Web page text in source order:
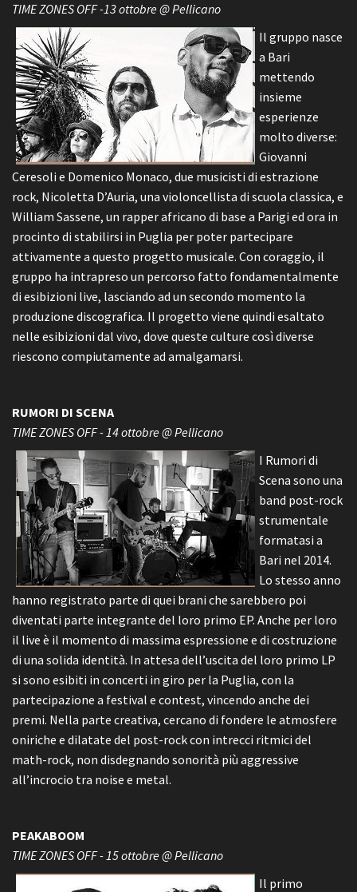
TIME ZONES OFF -13 ottobre @ Pellicano
Il gruppo nasce
a Bari
mettendo
insieme
esperienze
molto diverse:
Giovanni
Ceresoli e Domenico Monaco, due musicisti di estrazione
rock, Nicoletta D’Auria, una violoncellista di scuola classica, e
William Sassene, un rapper africano di base a Parigi ed ora in
procinto di stabilirsi in Puglia per poter partecipare
attivamente a questo progetto musicale. Con coraggio, il
gruppo ha intrapreso un percorso fatto fondamentalmente
di esibizioni live, lasciando ad un secondo momento la
produzione discografica. Il progetto viene quindi esaltato
nelle esibizioni dal vivo, dove queste culture così diverse
riescono compiutamente ad amalgamarsi.
RUMORI DI SCENA
TIME ZONES OFF - 14 ottobre @ Pellicano
I Rumori di
Scena sono una
band post-rock
strumentale
formatasi a
Bari nel 2014.
Lo stesso anno
hanno registrato parte di quei brani che sarebbero poi
diventati parte integrante del loro primo EP. Anche per loro
il live è il momento di massima espressione e di costruzione
di una solida identità. In attesa dell’uscita del loro primo LP
si sono esibiti in concerti in giro per la Puglia, con la
partecipazione a festival e contest, vincendo anche dei
premi. Nella parte creativa, cercano di fondere le atmosfere
oniriche e dilatate del post-rock con intrecci ritmici del
math-rock, non disdegnando sonorità più aggressive
all’incrocio tra noise e metal.
PEAKABOOM
TIME ZONES OFF - 15 ottobre @ Pellicano
Il primo